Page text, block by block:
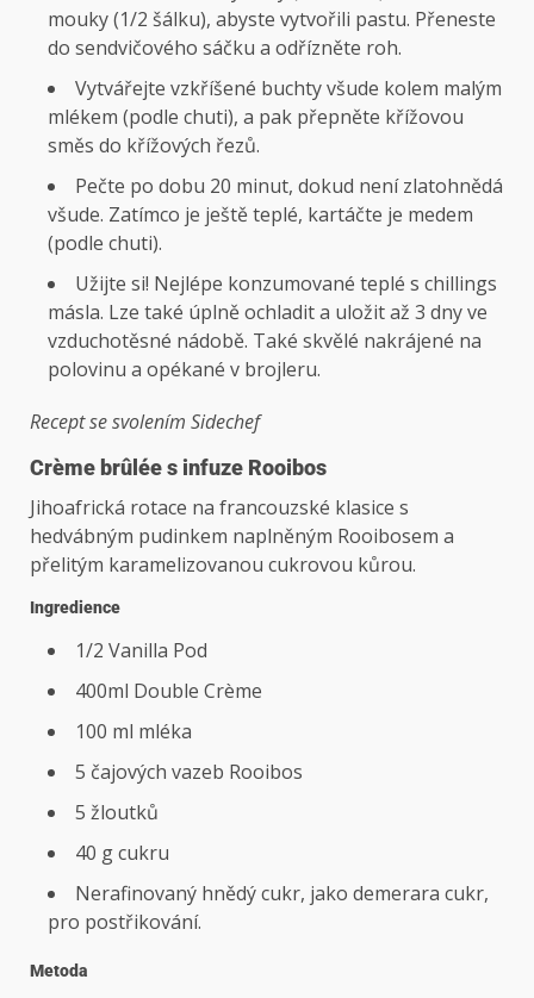
mouky (1/2 šálku), abyste vytvořili pastu. Přeneste
do sendvičového sáčku a odřízněte roh.
Vytvářejte vzkříšené buchty všude kolem malým
mlékem (podle chuti), a pak přepněte křížovou
směs do křížových řezů.
Pečte po dobu 20 minut, dokud není zlatohnědá
všude. Zatímco je ještě teplé, kartáčte je medem
(podle chuti).
Užijte si! Nejlépe konzumované teplé s chillings
másla. Lze také úplně ochladit a uložit až 3 dny ve
vzduchotěsné nádobě. Také skvělé nakrájené na
polovinu a opékané v brojleru.
Recept se svolením Sidechef
Crème brûlée s infuze Rooibos
Jihoafrická rotace na francouzské klasice s
hedvábným pudinkem naplněným Rooibosem a
přelitým karamelizovanou cukrovou kůrou.
Ingredience
1/2 Vanilla Pod
400ml Double Crème
100 ml mléka
5 čajových vazeb Rooibos
5 žloutků
40 g cukru
Nerafinovaný hnědý cukr, jako demerara cukr,
pro postřikování.
Metoda